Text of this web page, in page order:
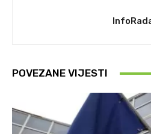
POVEZANE VIJESTI